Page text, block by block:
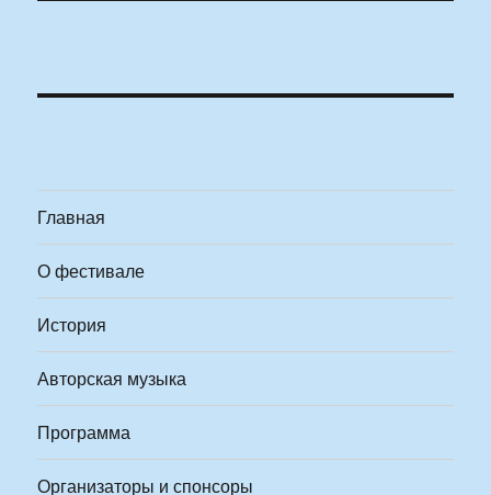
Главная
О фестивале
История
Авторская музыка
Программа
Организаторы и спонсоры